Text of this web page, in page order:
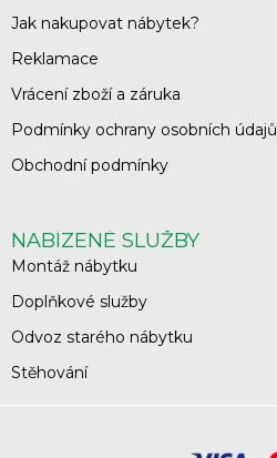
Jak nakupovat nábytek?
Reklamace
Vrácení zboží a záruka
Podmínky ochrany osobních údajů
Obchodní podmínky
NABÍZENÉ SLUŽBY
Montáž nábytku
Doplňkové služby
Odvoz starého nábytku
Stěhování